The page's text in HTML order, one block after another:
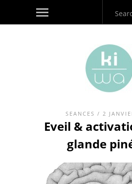
SEANCES / 2
Eveil &
glande